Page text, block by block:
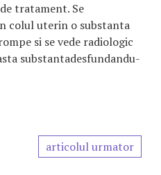
tratament. Se
colul uterin o substanta
si se vede radiologic
substantadesfundandu-
articolul urmator